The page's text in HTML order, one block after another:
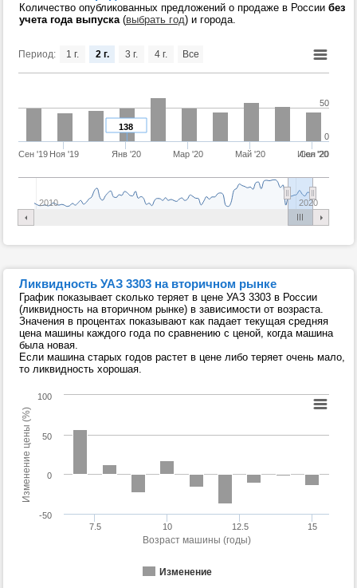
Количество опубликованных предложений о продаже в России без
учета года выпуска(выбрать год) и города.
Период:
138
Сен '19 Ноя '19 Янв '20 Мар '20 Май '20 Июл '20
Сен '20
2010 2020
0
50
1 г. 2 г. 3 г. 4 г. Все
Ликвидность УАЗ 3303 на вторичном рынке
График показывает сколько теряет в цене УАЗ 3303 в России
(ликвидность на вторичном рынке) в зависимости от возраста.
Значения в процентах показывают как падает текущая средняя
цена машины каждого года по сравнению с ценой, когда машина
была новая.
Если машина старых годов растет в цене либо теряет очень мало,
то ликвидность хорошая.
Возраст машины (годы)
Изменение цены (%)
Изменение
10
7.5 12.5 15
-50
0
50
100